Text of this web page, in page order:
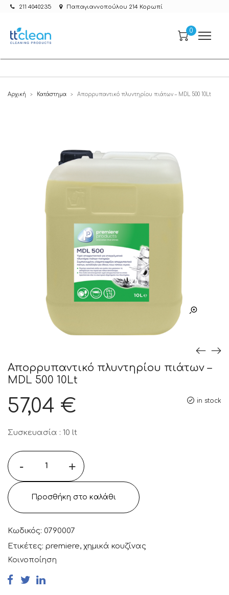
211 4040235 Παπαγιαννοπούλου 214 Κορωπί
0
Αρχική > Κατάστημα > Απορρυπαντικό πλυντηρίου πιάτων – MDL 500 10Lt
Απορρυπαντικό πλυντηρίου πιάτων –
MDL 500 10Lt
in stock
57,04 €
Συσκευασία : 10 lt
- +
Προσθήκη στο καλάθι
Κωδικός: 0790007
Ετικέτες: premiere, χημικά κουζίνας
Κοινοποίηση